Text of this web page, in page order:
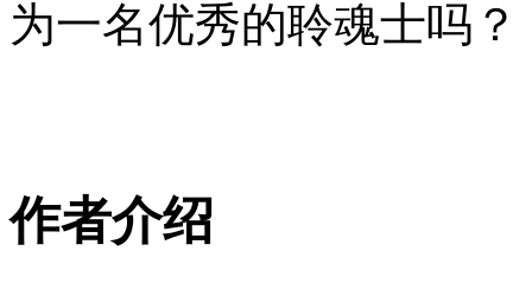
为一名优秀的聆魂士吗？
作者介绍